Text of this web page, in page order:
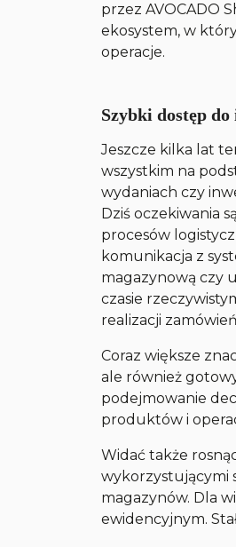
przez AVOCADO
ekosystem, w
operacje.
Szybki dostęp
Jeszcze kilka lat
wszystkim na
wydaniach czy
Dziś oczekiwania
procesów
komunikacja z
magazynową czy
czasie
realizacji
Coraz większe
ale również
podejmowanie
produktów i
Widać także
wykorzystującymi
magazynów. Dla
ewidencyjnym.